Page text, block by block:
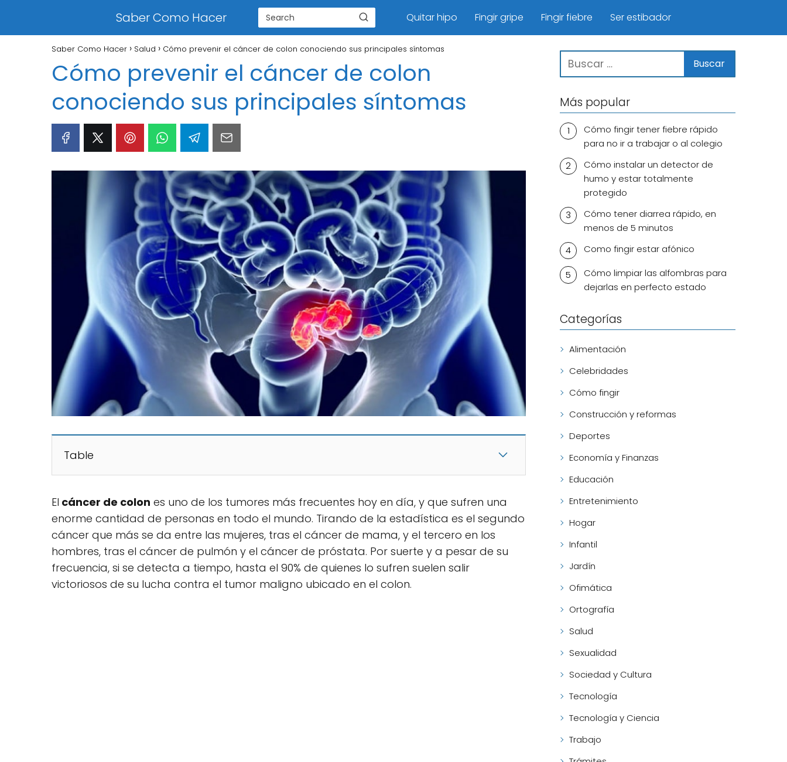
Saber Como Hacer Quitar hipo Fingir gripe Fingir fiebre Ser estibador
Saber Como Hacer Salud Cómo prevenir el cáncer de colon conociendo sus principales síntomas
Cómo prevenir el cáncer de colon
conociendo sus principales síntomas
Table
El cáncer de colon es uno de los tumores más frecuentes hoy en día, y que sufren una
enorme cantidad de personas en todo el mundo. Tirando de la estadística es el segundo
cáncer que más se da entre las mujeres, tras el cáncer de mama, y el tercero en los
hombres, tras el cáncer de pulmón y el cáncer de próstata. Por suerte y a pesar de su
frecuencia, si se detecta a tiempo, hasta el 90% de quienes lo sufren suelen salir
victoriosos de su lucha contra el tumor maligno ubicado en el colon.
Más popular
Cómo fingir tener fiebre rápido
para no ir a trabajar o al colegio
Cómo instalar un detector de
humo y estar totalmente
protegido
Cómo tener diarrea rápido, en
menos de 5 minutos
Como fingir estar afónico
Cómo limpiar las alfombras para
dejarlas en perfecto estado
Categorías
Alimentación
Celebridades
Cómo fingir
Construcción y reformas
Deportes
Economía y Finanzas
Educación
Entretenimiento
Hogar
Infantil
Jardín
Ofimática
Ortografía
Salud
Sexualidad
Sociedad y Cultura
Tecnología
Tecnología y Ciencia
Trabajo